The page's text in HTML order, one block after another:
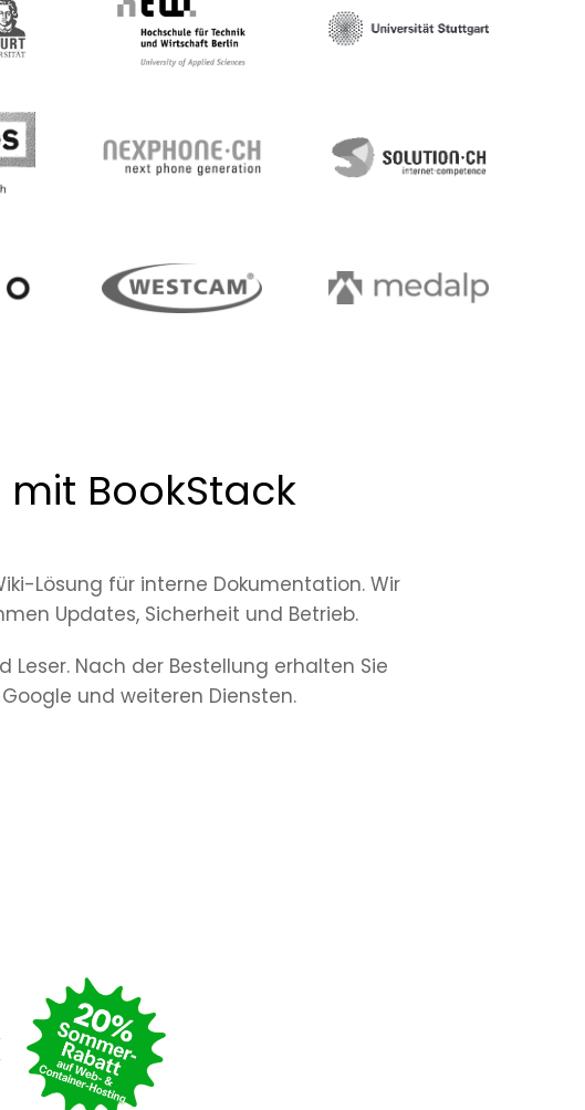
BookStack
Lösung für interne Dokumentation. Wir
Updates, Sicherheit und Betrieb.
Nach der Bestellung erhalten Sie
und weiteren Diensten.